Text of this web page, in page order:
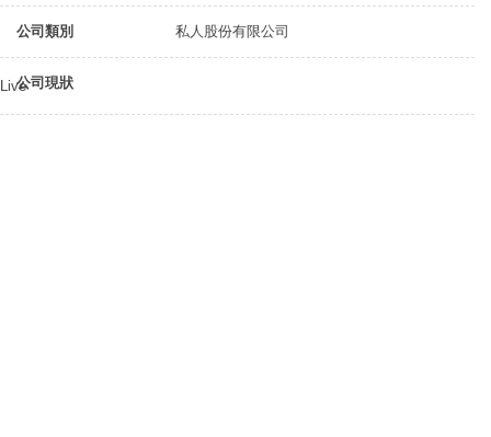
公司類別 私人股份有限公司
公司現狀
Live